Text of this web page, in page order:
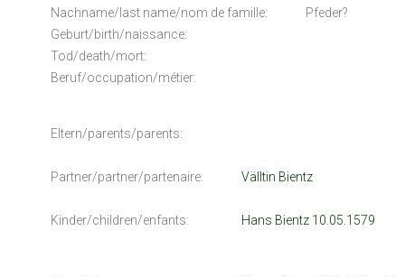
Nachname/last name/nom de famille:
Pfeder?
Geburt/birth/naissance:
Tod/death/mort:
Beruf/occupation/métier:
Eltern/parents/parents:
Partner/partner/partenaire: Välltin Bientz
Kinder/children/enfants: Hans Bientz 10.05.1579